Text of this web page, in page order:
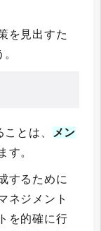
を見出すた
とは、
メン
す。
するために
ネジメント
を的確に行